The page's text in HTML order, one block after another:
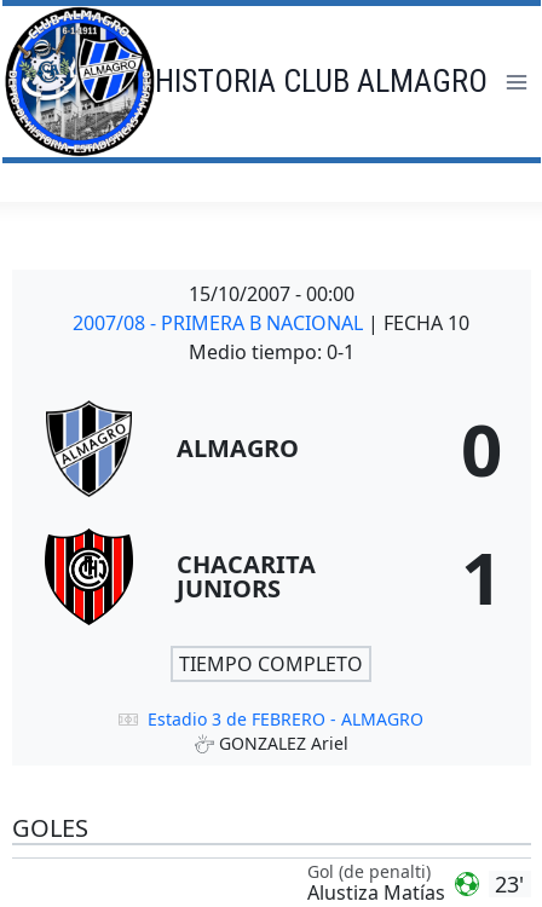
Saltar
al
contenido
HISTORIA CLUB ALMAGRO
15/10/2007 - 00:00
2007/08 - PRIMERA B NACIONAL | FECHA 10
Medio tiempo: 0-1
ALMAGRO 0
CHACARITA
JUNIORS 1
TIEMPO COMPLETO
Estadio 3 de FEBRERO - ALMAGRO
GONZALEZ Ariel
GOLES
23'
Gol (de penalti)
Alustiza Matías